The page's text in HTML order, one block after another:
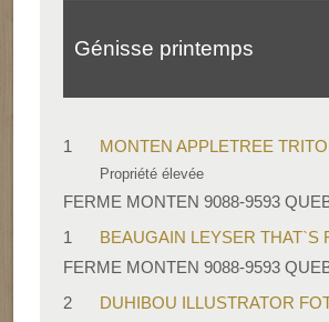
Génisse printemps
1 MONTEN APPLETREE
Propriété élevée
FERME MONTEN 9088-9593
1
BEAUGAIN LEYSER THAT`S
FERME MONTEN 9088-9593
2
DUHIBOU ILLUSTRATOR